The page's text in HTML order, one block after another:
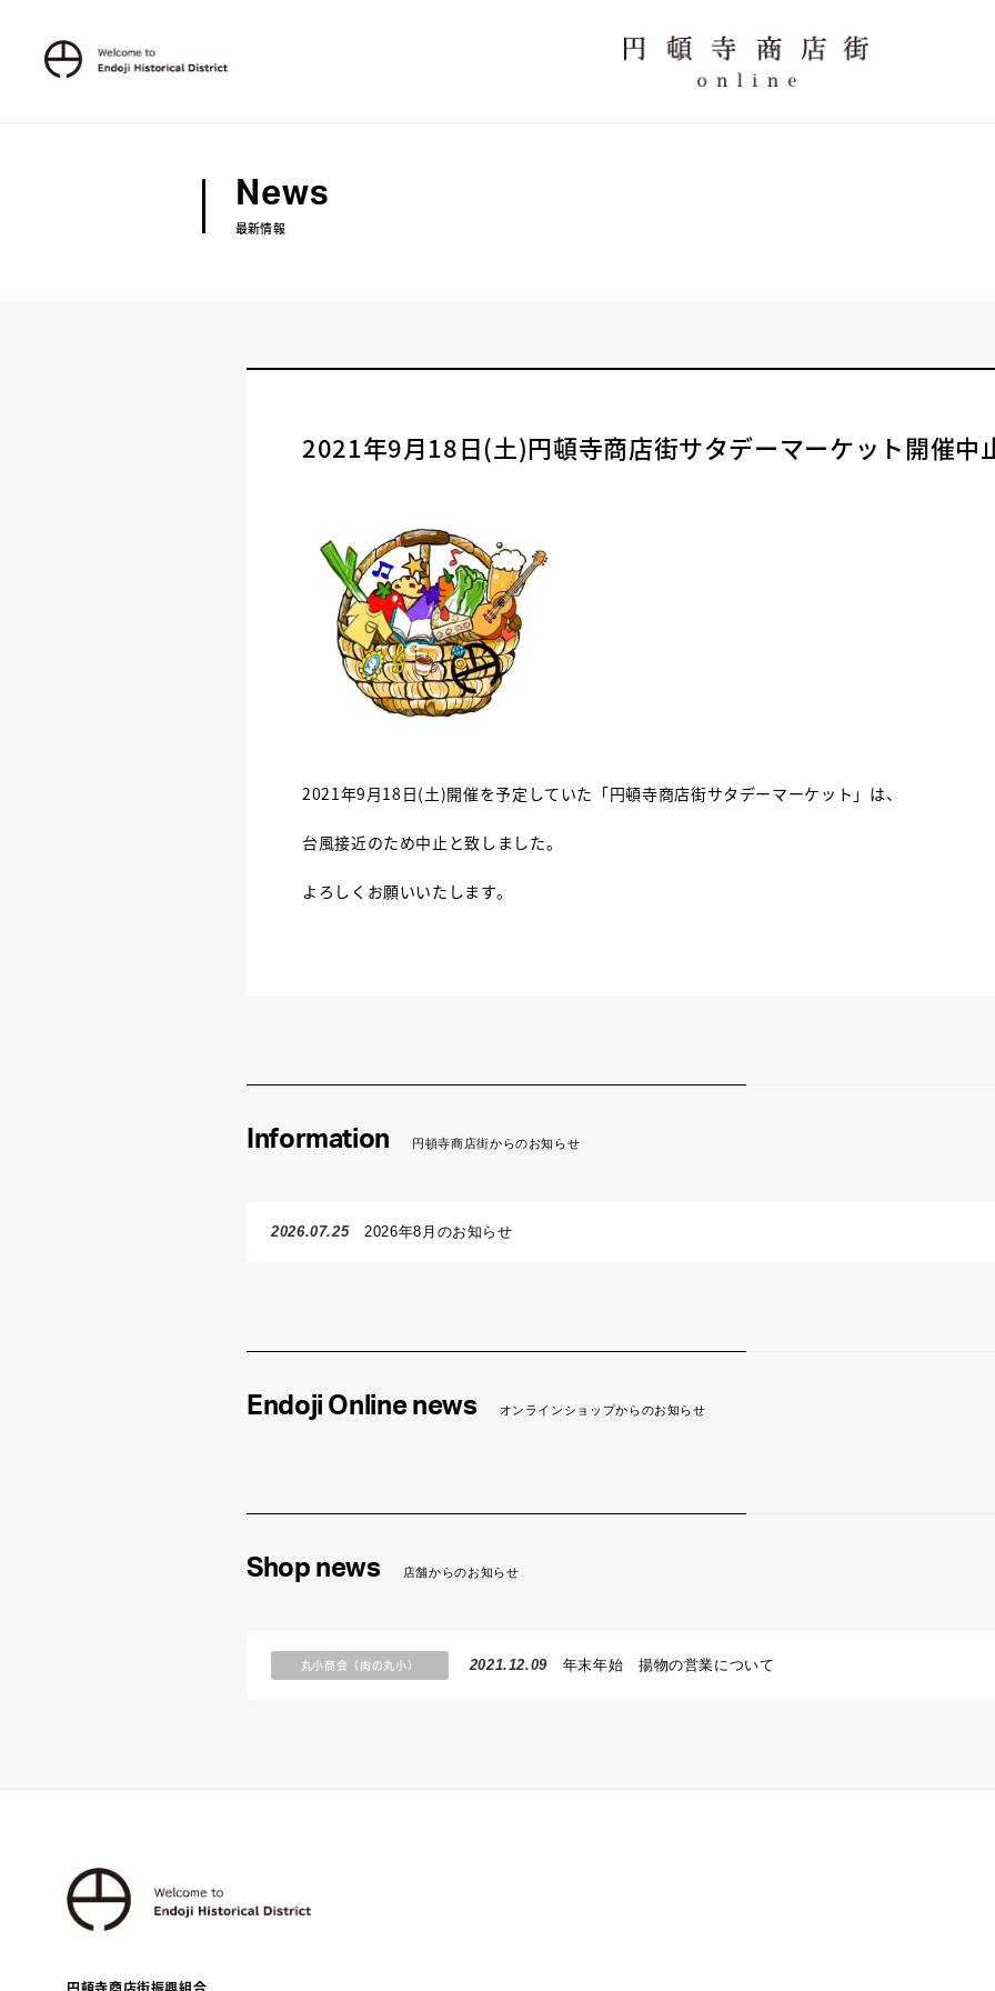
News
最新情報
2021年9月18日(土)円頓寺商店街サタデーマーケット開催中
2021年9月18日(土)開催を予定していた「円頓寺商店街サタデーマーケット」は、
台風接近のため中止と致しました。
よろしくお願いいたします。
Information 円頓寺商店街からのお知らせ
2026.07.252026年8月のお知らせ
Endoji Online news オンラインショップからのお知らせ
Shop news 店舗からのお知らせ
丸小商会（肉の丸小） 2021.12.09 年末年始 揚物の営業について